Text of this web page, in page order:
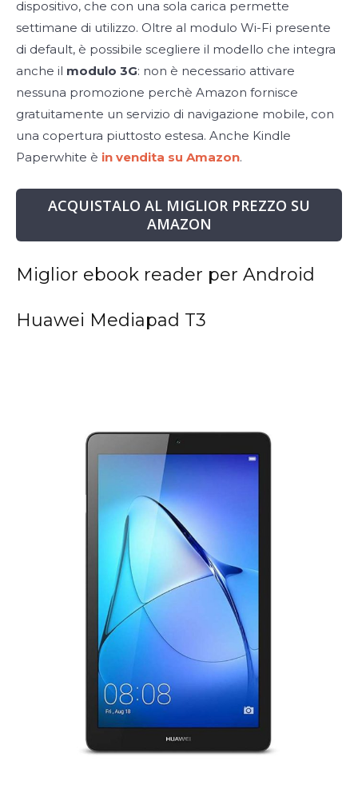
dispositivo, che con una sola carica permette
settimane di utilizzo. Oltre al modulo Wi-Fi presente
di default, è possibile scegliere il modello che integra
anche il modulo 3G: non è necessario attivare
nessuna promozione perchè Amazon fornisce
gratuitamente un servizio di navigazione mobile, con
una copertura piuttosto estesa. Anche Kindle
Paperwhite è in vendita su Amazon.
ACQUISTALO AL MIGLIOR PREZZO SU
AMAZON
Miglior ebook reader per Android
Huawei Mediapad T3